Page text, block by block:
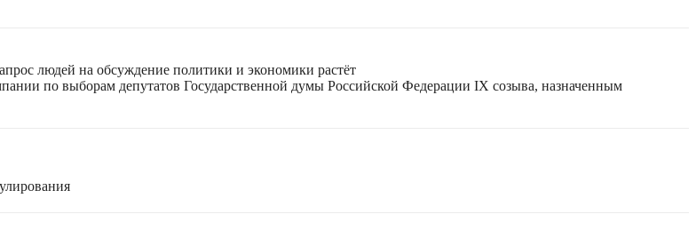
людей на обсуждение политики и экономики растёт
по выборам депутатов Государственной думы Российской Федерации IX созыва, назначенным